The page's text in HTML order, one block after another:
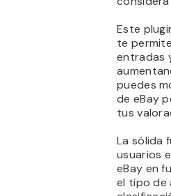
Este
te
entradas
puedes
de eBay
tus
La sólida
usuarios
eBay en
el tipo de